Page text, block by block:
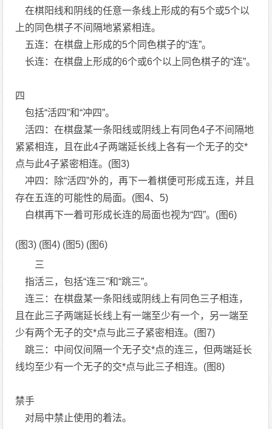
在棋阳线和阴线的任意一条线上形成的有5个或5个以
上的同色棋子不间隔地紧紧相连。
五连：在棋盘上形成的5个同色棋子的“连”。
长连：在棋盘上形成的6个或6个以上同色棋子的“连”。
四
包括“活四”和“冲四”。
活四：在棋盘某一条阳线或阴线上有同色4子不间隔地
紧紧相连，且在此4子两端延长线上各有一个无子的交*
点与此4子紧密相连。(图3)
冲四：除“活四”外的，再下一着棋便可形成五连，并且
存在五连的可能性的局面。(图4、5)
白棋再下一着可形成长连的局面也视为“四”。(图6)
(图3) (图4) (图5) (图6)
三
指活三，包括“连三”和“跳三”。
连三：在棋盘某一条阳线或阴线上有同色三子相连，
且在此三子两端延长线上有一端至少有一个，另一端至
少有两个无子的交*点与此三子紧密相连。(图7)
跳三：中间仅间隔一个无子交*点的连三，但两端延长
线均至少有一个无子的交*点与此三子相连。(图8)
禁手
对局中禁止使用的着法。